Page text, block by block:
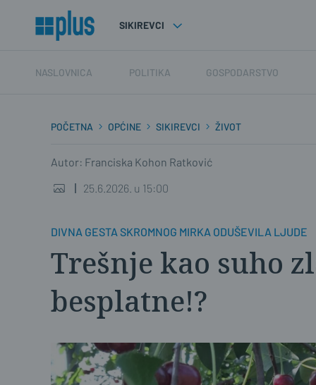
SIKIREVCI
NASLOVNICA POLITIKA GOSPODARSTVO
POČETNA OPĆINE SIKIREVCI ŽIVOT
Autor: Franciska Kohon Ratković
25.6.2026. u 15:00
DIVNA GESTA SKROMNOG MIRKA ODUŠEVILA LJUDE
Trešnje kao suho
besplatne!?